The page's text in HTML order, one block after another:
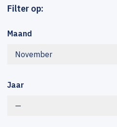
Filter op:
Maand
November
Jaar
—